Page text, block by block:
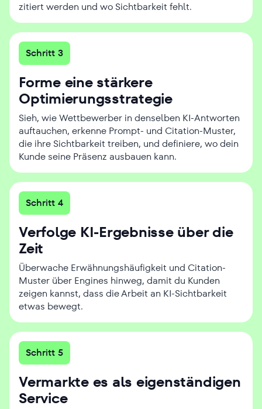
zitiert werden und wo Sichtbarkeit fehlt.
Schritt 3
Forme eine stärkere
Optimierungsstrategie
Sieh, wie Wettbewerber in denselben KI-Antworten
auftauchen, erkenne Prompt- und Citation-Muster,
die ihre Sichtbarkeit treiben, und definiere, wo dein
Kunde seine Präsenz ausbauen kann.
Schritt 4
Verfolge KI-Ergebnisse über die
Zeit
Überwache Erwähnungshäufigkeit und Citation-
Muster über Engines hinweg, damit du Kunden
zeigen kannst, dass die Arbeit an KI-Sichtbarkeit
etwas bewegt.
Schritt 5
Vermarkte es als eigenständigen
Service